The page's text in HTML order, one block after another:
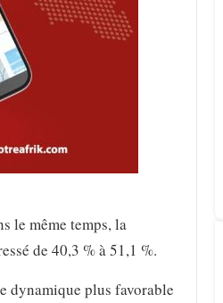
le même temps, la
de 40,3 % à 51,1 %.
dynamique plus favorable